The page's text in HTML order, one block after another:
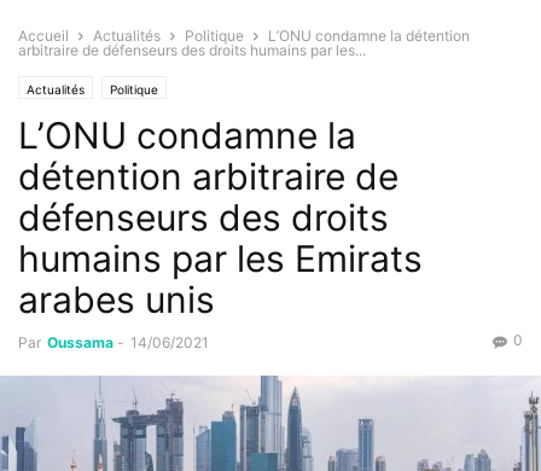
Accueil Actualités Politique
L’ONU condamne la détention
arbitraire de défenseurs des droits humains par les...
Actualités Politique
L’ONU condamne la
détention arbitraire de
défenseurs des droits
humains par les Emirats
arabes unis
Par Oussama - 14/06/2021 0